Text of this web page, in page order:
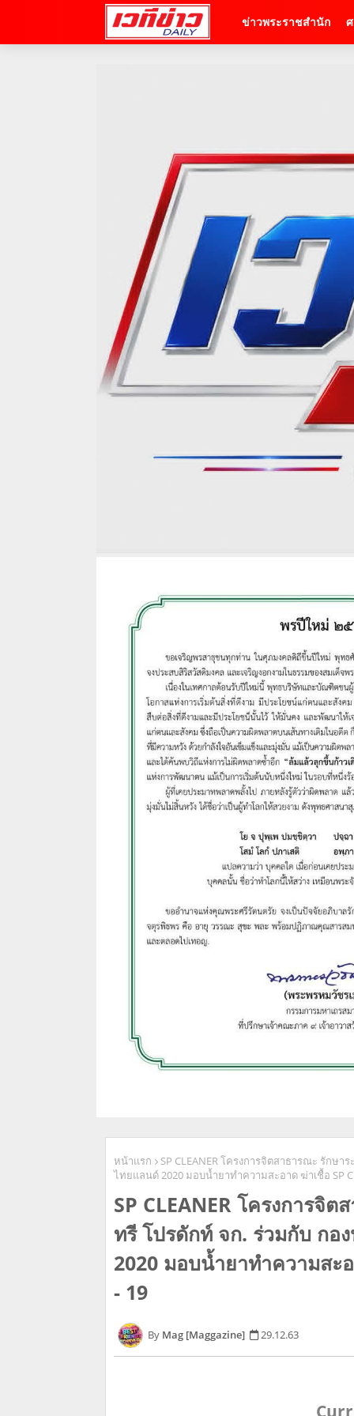
ข่าวพระราชสำนัก
หน้าแรก
SP CLEANER โครงการจิตสาธารณะ รักษ
ไทยแลนด์ 2020 มอบน้ำยาทำความสะอาด ฆ่าเชื้อ SP
SP CLEANER โครงการจิ
ทรี โปรดักท์ จก. ร่วมกับ กอ
2020 มอบน้ำยาทำความสะ
- 19
Mag [Maggazine] 29.12.63